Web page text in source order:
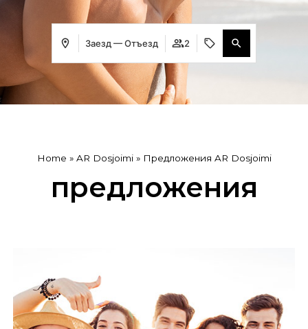
Заезд — Отъезд 2
Home » AR Dosjoimi» Предложения AR Dosjoimi
предложения